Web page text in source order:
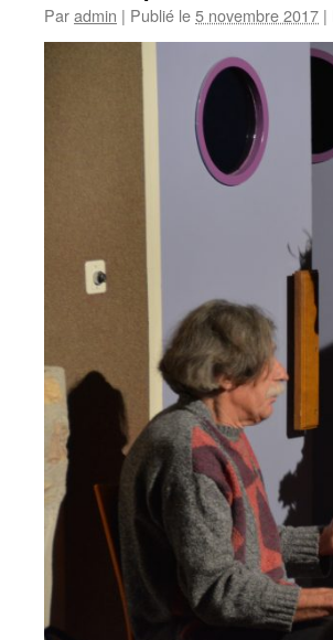
Paradmin | Publié le5 novembre 2017 |